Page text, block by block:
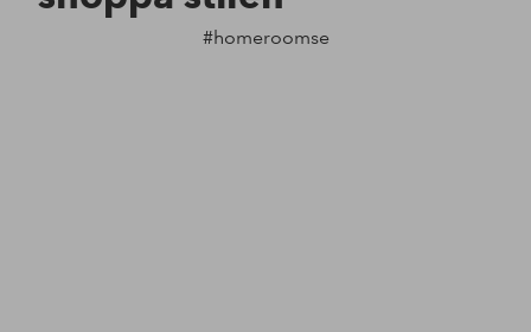
#homeroomse